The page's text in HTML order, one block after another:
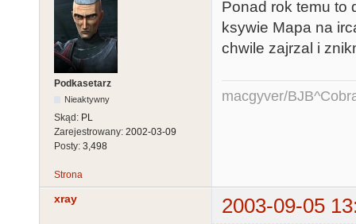
Podkasetarz
Nieaktywny
Skąd: PL
Zarejestrowany: 2002-03-09
Posty: 3,498
Ponad rok temu to
ksywie Mapa na
chwile zajrzal i
macgyver/
Strona
xray 2003-09-05